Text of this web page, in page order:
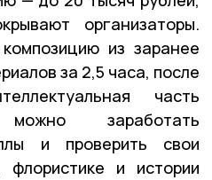
организаторы.
из заранее
за 2,5 часа, после
часть
заработать
и проверить свои
и истории